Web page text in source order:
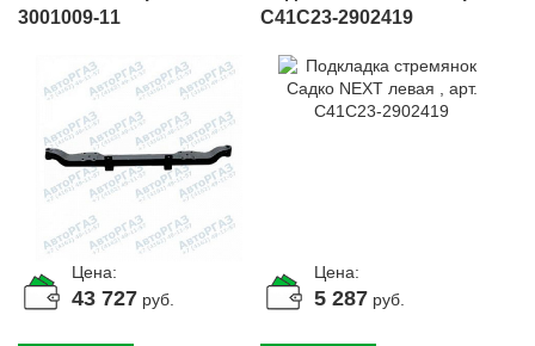
3001009-11
Цена:
43 727 руб.
C41C23-2902419
Цена:
5 287 руб.